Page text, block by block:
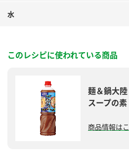
業務用サイト
水
このレシピに使われている商品
麺＆鍋大
スープの素
商品情報は